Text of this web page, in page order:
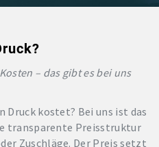
– das gibt es bei uns
Druck kostet? Bei uns ist das
transparente Preisstruktur
Zuschläge. Der Preis setzt